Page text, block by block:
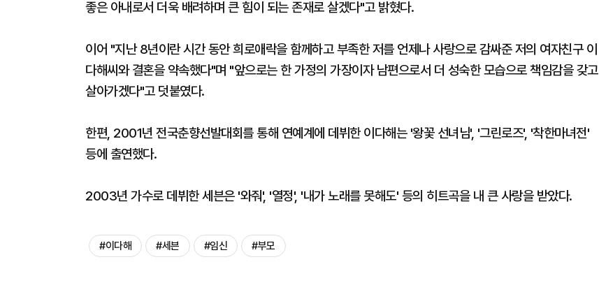
좋은 아내로서 더욱 배려하며 큰 힘이 되는 존재로 살겠다"고 밝혔다.
이어 "지난 8년이란 시간 동안 희로애락을 함께하고 부족한 저를 언제나 사랑으로 감싸준 저의 여자친구 이
다해씨와 결혼을 약속했다"며 "앞으로는 한 가정의 가장이자 남편으로서 더 성숙한 모습으로 책임감을 갖고
살아가겠다"고 덧붙였다.
한편, 2001년 전국춘향선발대회를 통해 연예계에 데뷔한 이다해는 '왕꽃 선녀님', '그린로즈', '착한마녀전'
등에 출연했다.
2003년 가수로 데뷔한 세븐은 '와줘', '열정', '내가 노래를 못해도' 등의 히트곡을 내 큰 사랑을 받았다.
#이다해 #세븐 #임신 #부모